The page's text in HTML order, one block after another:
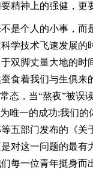
精神上的强健，更
个人的小事，而
学技术飞速发展的
双脚丈量大地的时
食着我们与生俱来
态，当“熬夜”被误
唯一的成功;我们
五部门发布的《关
对这一问题的最有
每一位青年挺身而